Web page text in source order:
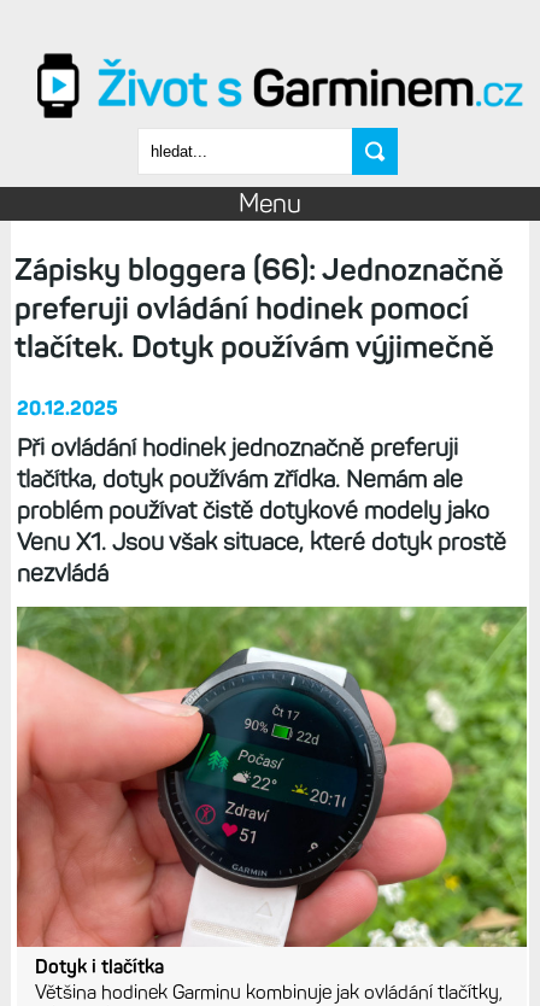
Vyhledávání
Menu
Zápisky bloggera (66): Jednoznačně
preferuji ovládání hodinek pomocí
tlačítek. Dotyk používám výjimečně
20.12.2025
Při ovládání hodinek jednoznačně preferuji
tlačítka, dotyk používám zřídka. Nemám ale
problém používat čistě dotykové modely jako
Venu X1. Jsou však situace, které dotyk prostě
nezvládá
Dotyk i tlačítka
Většina hodinek Garminu kombinuje jak ovládání tlačítky,